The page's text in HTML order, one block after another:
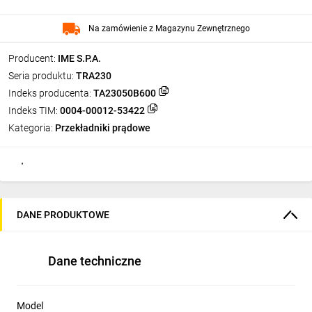
Producent: IME S.P.A.
Seria produktu: TRA230
Indeks producenta: TA23050B600
Indeks TIM: 0004-00012-53422
Kategoria: Przekładniki prądowe
Na zamówienie z Magazynu Zewnętrznego
DANE PRODUKTOWE
Dane techniczne
Model